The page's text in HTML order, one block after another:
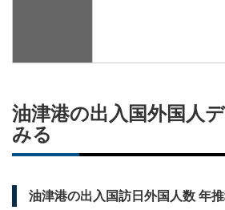
油津港の出入国外国人
みる
油津港の出入国訪日外国人数 年